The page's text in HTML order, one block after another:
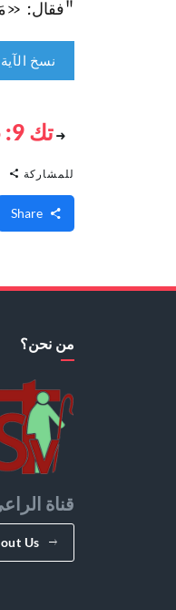
"فقال:
نسخ الآية
تك 9: 26
للمشاركة
من نحن؟
قناة
Us